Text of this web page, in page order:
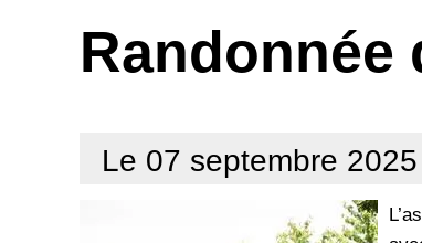
Randonnée
Le 07 septembre 2025